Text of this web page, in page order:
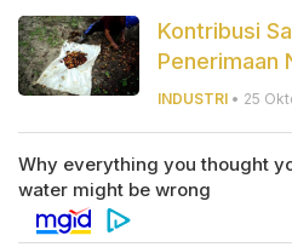
Kontribusi
Penerimaan
INDUSTRI • 25